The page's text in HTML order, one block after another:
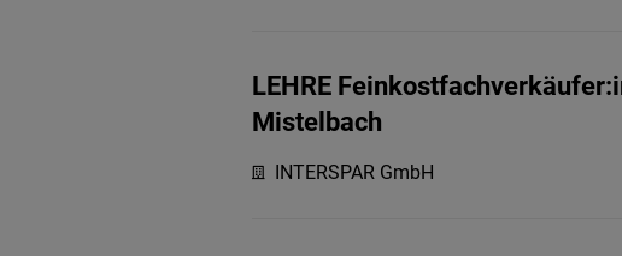
LEHRE
Mistelbach
INTERSPAR GmbH